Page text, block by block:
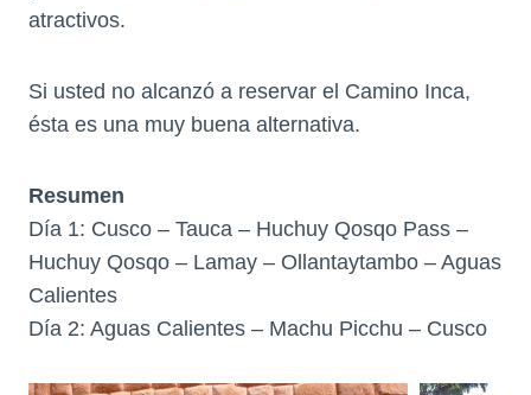
atractivos.
Si usted no alcanzó a reservar el Camino Inca,
ésta es una muy buena alternativa.
Resumen
Día 1: Cusco – Tauca – Huchuy Qosqo Pass –
Huchuy Qosqo – Lamay – Ollantaytambo – Aguas
Calientes
Día 2: Aguas Calientes – Machu Picchu – Cusco